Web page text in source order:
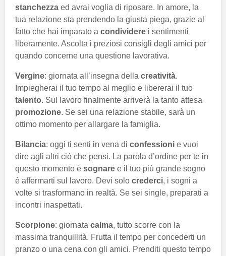
stanchezza ed avrai voglia di riposare. In amore, la
tua relazione sta prendendo la giusta piega, grazie al
fatto che hai imparato a condividere i sentimenti
liberamente. Ascolta i preziosi consigli degli amici per
quando concerne una questione lavorativa.
Vergine: giornata all’insegna della creatività.
Impiegherai il tuo tempo al meglio e libererai il tuo
talento. Sul lavoro finalmente arriverà la tanto attesa
promozione. Se sei una relazione stabile, sarà un
ottimo momento per allargare la famiglia.
Bilancia: oggi ti senti in vena di confessioni e vuoi
dire agli altri ciò che pensi. La parola d’ordine per te in
questo momento è sognare e il tuo più grande sogno
è affermarti sul lavoro. Devi solo crederci, i sogni a
volte si trasformano in realtà. Se sei single, preparati a
incontri inaspettati.
Scorpione: giornata calma, tutto scorre con la
massima tranquillità. Frutta il tempo per concederti un
pranzo o una cena con gli amici. Prenditi questo tempo